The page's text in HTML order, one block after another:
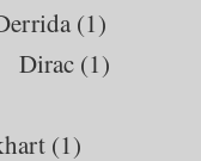
(1)
Dirac (1)
(1)